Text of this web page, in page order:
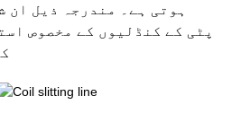
ہوتی ہے۔ مندرجہ ذیل ان
پٹی کے کنڈلیوں کے مخصوص